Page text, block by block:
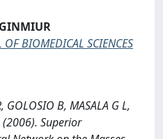
BIOMEDICAL SCIENCES
GOLOSIO B, MASALA G L,
(2006). Superior